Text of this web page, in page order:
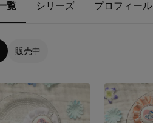
覧 シリーズ プロフィール
販売中